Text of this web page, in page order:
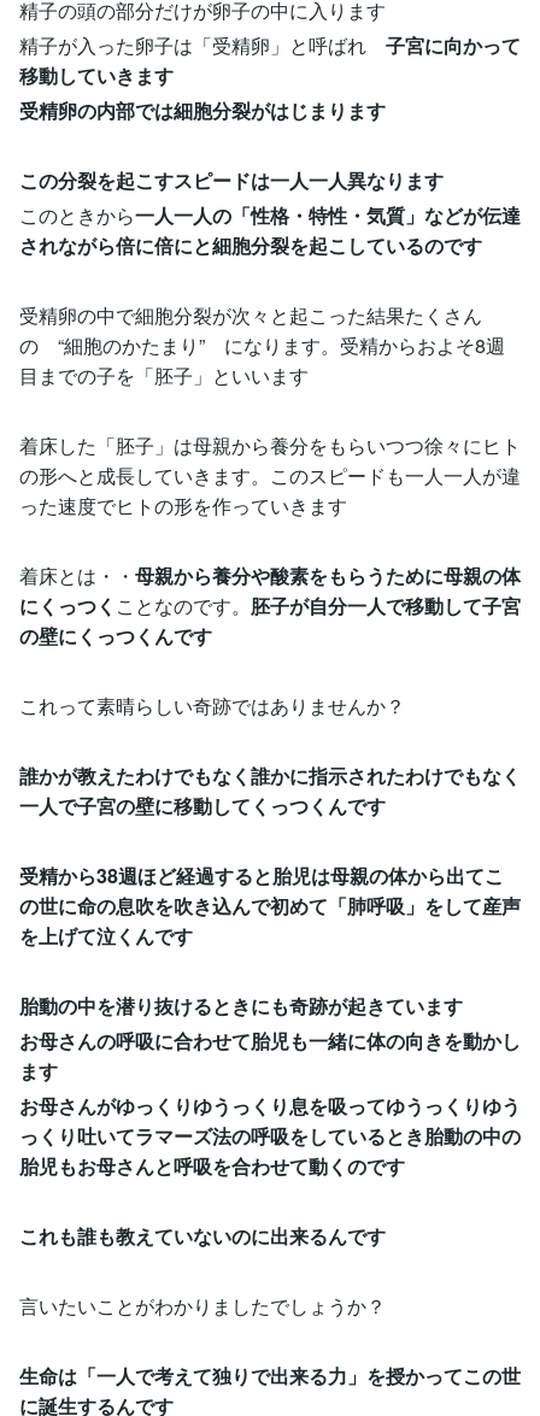
精子の頭の部分だけが卵子の中に入ります
精子が入った卵子は「受精卵」と呼ばれ 子宮に向かって
移動していきます
受精卵の内部では細胞分裂がはじまります
この分裂を起こすスピードは一人一人異なります
このときから一人一人の「性格・特性・気質」などが伝達
されながら倍に倍にと細胞分裂を起こしているのです
受精卵の中で細胞分裂が次々と起こった結果たくさん
の “細胞のかたまり” になります。受精からおよそ8週
目までの子を「胚子」といいます
着床した「胚子」は母親から養分をもらいつつ徐々にヒト
の形へと成長していきます。このスピードも一人一人が違
った速度でヒトの形を作っていきます
着床とは・・ 母親から養分や酸素をもらうために母親の体
にくっつく ことなのです。 胚子が自分一人で移動して子宮
の壁にくっつくんです
これって素晴らしい奇跡ではありませんか？
誰かが教えたわけでもなく誰かに指示されたわけでもなく
一人で子宮の壁に移動してくっつくんです
受精から38週ほど経過すると胎児は母親の体から出てこ
の世に命の息吹を吹き込んで初めて「肺呼吸」をして産声
を上げて泣くんです
胎動の中を潜り抜けるときにも奇跡が起きています
お母さんの呼吸に合わせて胎児も一緒に体の向きを動かし
ます
お母さんがゆっくりゆうっくり息を吸ってゆうっくりゆう
っくり吐いてラマーズ法の呼吸をしているとき胎動の中の
胎児もお母さんと呼吸を合わせて動くのです
これも誰も教えていないのに出来るんです
言いたいことがわかりましたでしょうか？
生命は「一人で考えて独りで出来る力」を授かってこの世
に誕生するんです